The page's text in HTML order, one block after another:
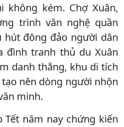
không kém. Chợ Xuân,
trình văn nghệ quần
hút đông đảo người dân
đình tranh thủ du Xuân
danh thắng, khu di tích
nên dòng người nhộn
minh.
năm nay chứng kiến